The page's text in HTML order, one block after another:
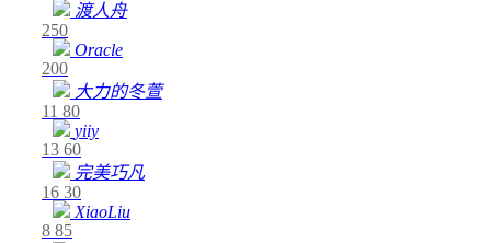
渡人舟
250
Oracle
200
大力的冬萱
11 80
yiiy
13 60
完美巧凡
16 30
XiaoLiu
8 85